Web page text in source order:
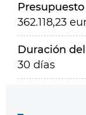
362.118,23
Duración
30 días